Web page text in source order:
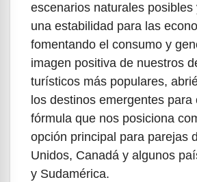
escenarios naturales posibles
una estabilidad para las
fomentando el consumo y
imagen positiva de nuestros
turísticos más populares,
los destinos emergentes para
fórmula que nos posiciona
opción principal para parejas
Unidos, Canadá y algunos
y Sudamérica.